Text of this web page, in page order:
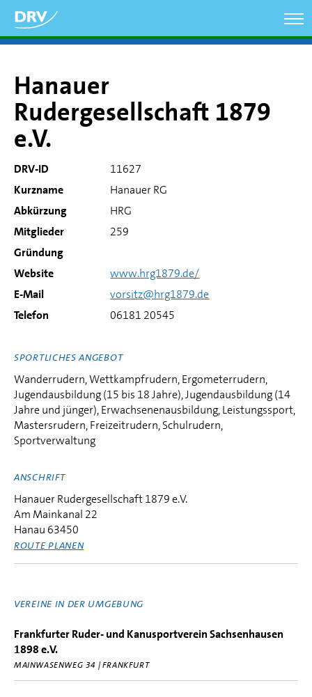
zum
Inhalt
Hanauer
Rudergesellschaft 1879
e.V.
DRV-ID
11627
Kurzname
Hanauer RG
Abkürzung
HRG
Mitglieder
259
Gründung
Website
www.hrg1879.de/
E-Mail
vorsitz@hrg1879.de
Telefon
06181 20545
SPORTLICHES ANGEBOT
Wanderrudern, Wettkampfrudern, Ergometerrudern,
Jugendausbildung (15 bis 18 Jahre), Jugendausbildung (14
Jahre und jünger), Erwachsenenausbildung, Leistungssport,
Mastersrudern, Freizeitrudern, Schulrudern,
Sportverwaltung
ANSCHRIFT
Hanauer Rudergesellschaft 1879 e.V.
Am Mainkanal 22
Hanau 63450
ROUTE PLANEN
VEREINE IN DER UMGEBUNG
Frankfurter Ruder- und Kanusportverein Sachsenhausen
1898 e.V.
MAINWASENWEG 34 | FRANKFURT